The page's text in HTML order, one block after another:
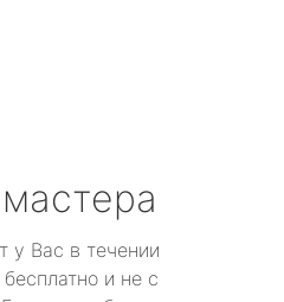
у Вас в течении
и не с